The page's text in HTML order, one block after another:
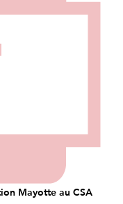
Mayotte au CSA